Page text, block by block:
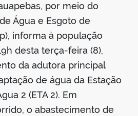
por meio do
Água e Esgoto de
informa à população
desta terça-feira (8),
da adutora principal
de água da Estação
2 (ETA 2). Em
o abastecimento de